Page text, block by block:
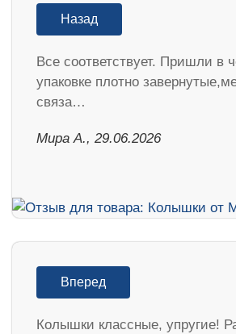
Назад
Все соответствует. Пришли в
упаковке плотно
связа…
Мира А., 29.06.2026
Вперед
Колышки классные, упругие!